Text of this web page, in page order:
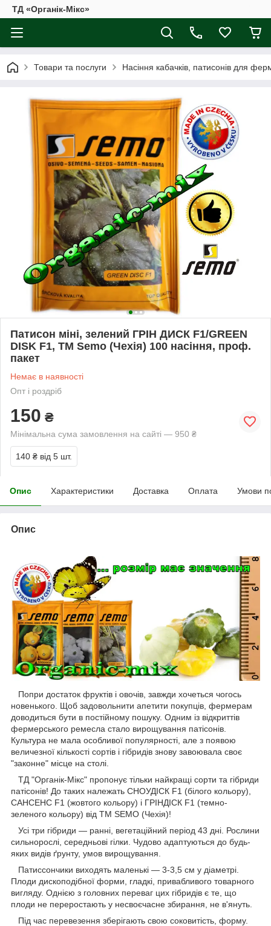
ТД «Органік-Мікс»
Товари та послуги Насіння кабачків, патисонів для
Патисон міні, зелений ГРІН ДИСК F1/GREEN
DISK F1, ТМ Semo (Чехія) 100 насіння, проф.
пакет
Немає в наявності
Опт і роздріб
150 ₴
Мінімальна сума замовлення на сайті — 950 ₴
140 ₴ від 5 шт.
Опис Характеристики Доставка Оплата Умови
Опис
Попри достаток фруктів і овочів, завжди хочеться чогось
новенького. Щоб задовольнити апетити покупців, фермерам
доводиться бути в постійному пошуку. Одним із відкриттів
фермерського ремесла стало вирощування патісонів.
Культура не мала особливої популярності, але з появою
величезної кількості сортів і гібридів знову завоювала своє
"законне" місце на столі.
ТД "Органік-Мікс" пропонує тільки найкращі сорти та гібриди
патісонів! До таких належать СНОУДІСК F1 (білого кольору),
САНСЕНС F1 (жовтого кольору) і ГРІНДІСК F1 (темно-
зеленого кольору) від ТМ SEMO (Чехія)!
Усі три гібриди — ранні, вегетаційний період 43 дні. Рослини
сильнорослі, середньові гілки. Чудово адаптуються до будь-
яких видів ґрунту, умов вирощування.
Патиссончики виходять маленькі — 3-3,5 см у діаметрі.
Плоди дископодібної форми, гладкі, привабливого товарного
вигляду. Однією з головних переваг цих гібридів є те, що
плоди не переростають у несвоєчасне збирання, не в'януть.
Під час перевезення зберігають свою соковитість, форму.